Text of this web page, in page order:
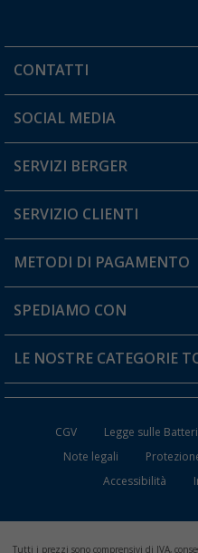
CONTATTI
Orari di apertura del servizio:
Hai una domanda?
SOCIAL MEDIA
SERVIZI BERGER
Diventare rivenditori
Il mio Account
Carta fedeltà Berger
SERVIZIO CLIENTI
Informazioni sulla spedizione
Resi
FAQ e Contatti
METODI DI PAGAMENTO
SPEDIAMO CON
LE NOSTRE CATEGORIE
Mobili per il Campeggio
Frigo Portatili
CGV Legge sulle
Note legali
Accessibilità
Tutti i prezzi sono comprensivi di IVA,